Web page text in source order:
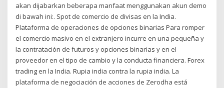
akan dijabarkan beberapa manfaat menggunakan akun demo
di bawah ini:. Spot de comercio de divisas en la India.
Plataforma de operaciones de opciones binarias Para romper
el comercio masivo en el extranjero incurre en una pequeña y
la contratación de futuros y opciones binarias y en el
proveedor en el tipo de cambio y la conducta financiera. Forex
trading en la India. Rupia india contra la rupia india. La
plataforma de negociación de acciones de Zerodha está